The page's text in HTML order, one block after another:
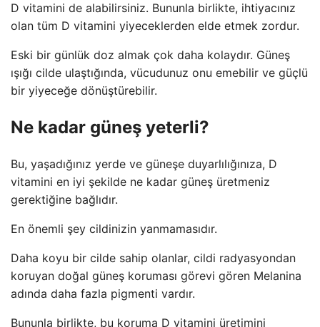
D vitamini de alabilirsiniz. Bununla birlikte, ihtiyacınız
olan tüm D vitamini yiyeceklerden elde etmek zordur.
Eski bir günlük doz almak çok daha kolaydır. Güneş
ışığı cilde ulaştığında, vücudunuz onu emebilir ve güçlü
bir yiyeceğe dönüştürebilir.
Ne kadar güneş yeterli?
Bu, yaşadığınız yerde ve güneşe duyarlılığınıza, D
vitamini en iyi şekilde ne kadar güneş üretmeniz
gerektiğine bağlıdır.
En önemli şey cildinizin yanmamasıdır.
Daha koyu bir cilde sahip olanlar, cildi radyasyondan
koruyan doğal güneş koruması görevi gören Melanina
adında daha fazla pigmenti vardır.
Bununla birlikte, bu koruma D vitamini üretimini